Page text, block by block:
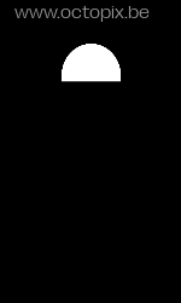
www.octopix.be